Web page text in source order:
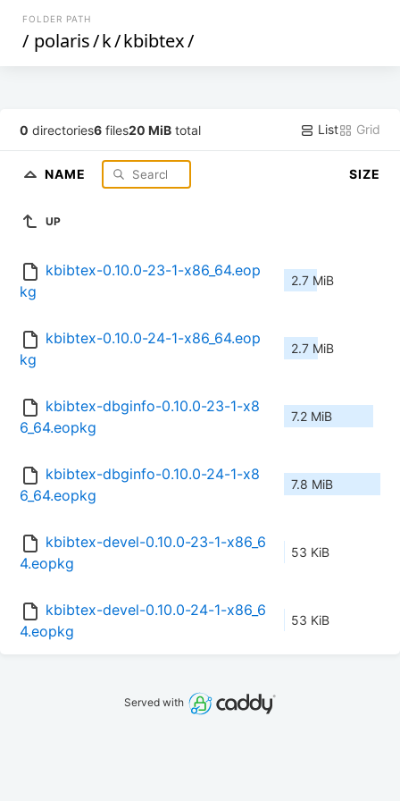
FOLDER PATH
/ polaris/k/kbibtex/
0 directories6 files20 MiB total List Grid
NAME SIZE
UP
kbibtex-0.10.0-23-1-x86_64.eop
kg
2.7 MiB
kbibtex-0.10.0-24-1-x86_64.eop
kg
2.7 MiB
kbibtex-dbginfo-0.10.0-23-1-x8
6_64.eopkg
7.2 MiB
kbibtex-dbginfo-0.10.0-24-1-x8
6_64.eopkg
7.8 MiB
kbibtex-devel-0.10.0-23-1-x86_6
4.eopkg
53 KiB
kbibtex-devel-0.10.0-24-1-x86_6
4.eopkg
53 KiB
Served with